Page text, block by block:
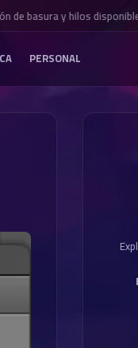
de basura y hilos
PERSONAL